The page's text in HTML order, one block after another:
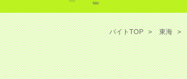
バイトTOP 東海